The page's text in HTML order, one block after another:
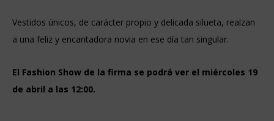
Vestidos únicos, de carácter propio y delicada silueta, realzan
a una feliz y encantadora novia en ese día tan singular.
El Fashion Show de la firma se podrá ver el miércoles 19
de abril a las 12:00.